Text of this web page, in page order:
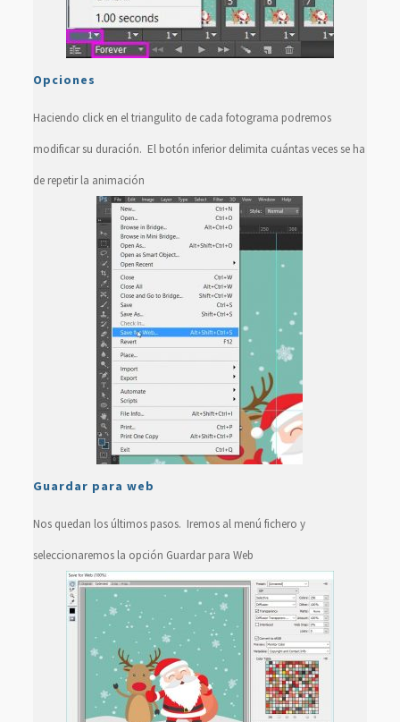
Opciones
Haciendo click en el triangulito de cada fotograma podremos
modificar su duración. El botón inferior delimita cuántas veces se ha
de repetir la animación
Guardar para web
Nos quedan los últimos pasos. Iremos al menú fichero y
seleccionaremos la opción Guardar para Web